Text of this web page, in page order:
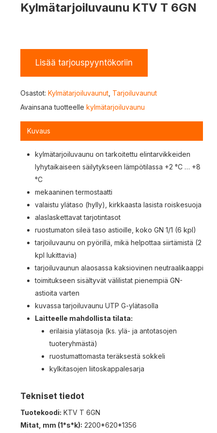
Kylmätarjoiluvaunu KTV T 6GN
Lisää tarjouspyyntökoriin
Osastot: Kylmätarjoiluvaunut, Tarjoiluvaunut
Avainsana tuotteelle kylmätarjoiluvaunu
Kuvaus
kylmätarjoiluvaunu on tarkoitettu elintarvikkeiden
lyhytaikaiseen säilytykseen lämpötilassa +2 °C … +8
°C
mekaaninen termostaatti
valaistu ylätaso (hylly), kirkkaasta lasista roiskesuoja
alaslaskettavat tarjotintasot
ruostumaton sileä taso astioille, koko GN 1/1 (6 kpl)
tarjoiluvaunu on pyörillä, mikä helpottaa siirtämistä (2
kpl lukittavia)
tarjoiluvaunun alaosassa kaksiovinen neutraalikaappi
toimitukseen sisältyvät välilistat pienempiä GN-
astioita varten
kuvassa tarjoiluvaunu UTP G-ylätasolla
Laitteelle mahdollista tilata:
erilaisia ylätasoja (ks. ylä- ja antotasojen
tuoteryhmästä)
ruostumattomasta teräksestä sokkeli
kylkitasojen liitoskappalesarja
Tekniset tiedot
Tuotekoodi: KTV T 6GN
Mitat, mm (1*s*k): 2200*620*1356